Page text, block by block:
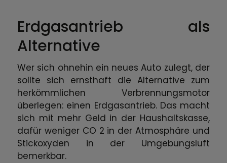
Erdgasantrieb als
Alternative
Wer sich ohnehin ein neues Auto zulegt, der
sollte sich ernsthaft die Alternative zum
herkömmlichen Verbrennungsmotor
überlegen: einen Erdgasantrieb. Das macht
sich mit mehr Geld in der Haushaltskasse,
dafür weniger CO 2 in der Atmosphäre und
Stickoxyden in der Umgebungsluft
bemerkbar.